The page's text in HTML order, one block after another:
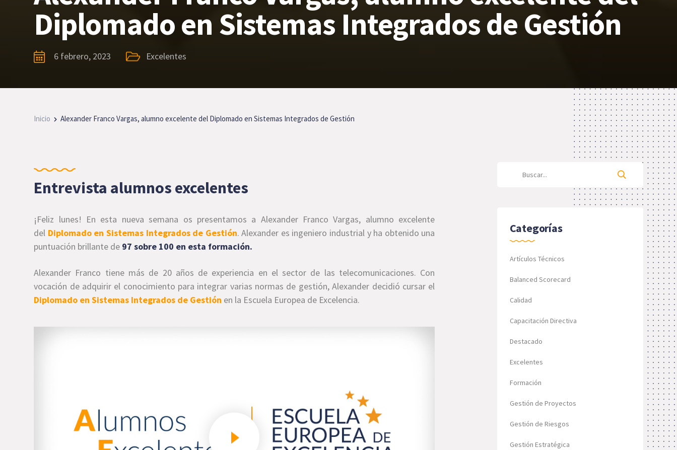
Diplomado en Sistemas Integrados de Gestión
6 febrero, 2023 Excelentes
Inicio Alexander Franco Vargas, alumno excelente del Diplomado en Sistemas Integrados de Gestión
Entrevista alumnos excelentes
¡Feliz lunes! En esta nueva semana os presentamos a Alexander Franco Vargas, alumno excelente
del Diplomado en Sistemas Integrados de Gestión. Alexander es ingeniero industrial y ha obtenido una
puntuación brillante de 97 sobre 100 en esta formación.
Alexander Franco tiene más de 20 años de experiencia en el sector de las telecomunicaciones. Con
vocación de adquirir el conocimiento para integrar varias normas de gestión, Alexander decidió cursar el
Diplomado en Sistemas Integrados de Gestión en la Escuela Europea de Excelencia.
Categorías
Artículos Técnicos
Balanced Scorecard
Calidad
Capacitación Directiva
Destacado
Excelentes
Formación
Gestión de Proyectos
Gestión de Riesgos
Gestión Estratégica